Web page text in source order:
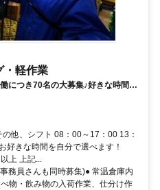
・軽作業
につき70名の大募集♪好きな時間で
他、シフト 08：00～17：00 13：
きな時間を自分で選べます！
上 上記...
務員さんも同時募集)● 常温倉庫内
物・飲み物の入荷作業、仕分け作